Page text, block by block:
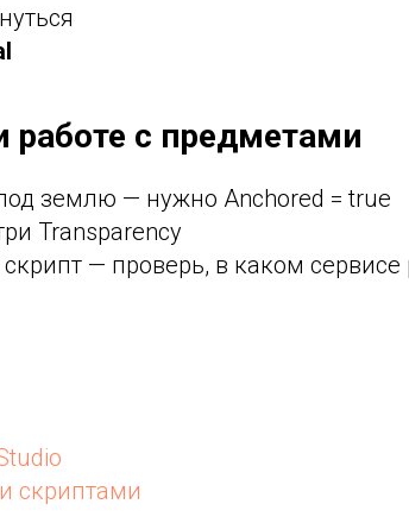
с предметами
землю — нужно Anchored = true
Transparency
— проверь, в каком
скриптами